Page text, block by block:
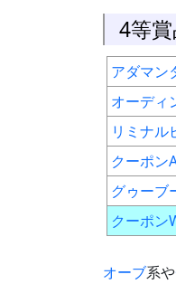
4等
アダマン
オーディ
リミナル
クーポン
グゥーブ
クーポン
オーブ系や